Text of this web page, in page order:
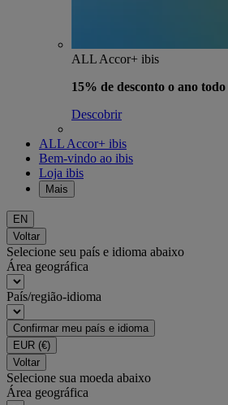
ALL Accor+ ibis
15% de desconto o ano todo
Descobrir
ALL Accor+ ibis
Bem-vindo ao ibis
Loja ibis
Mais
EN
Voltar
Selecione seu país e idioma abaixo
Área geográfica
País/região-idioma
Confirmar meu país e idioma
EUR (€)
Voltar
Selecione sua moeda abaixo
Área geográfica